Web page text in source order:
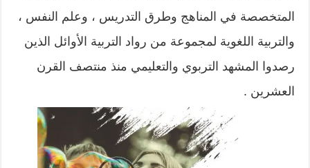
المتخصصة في المناهج وطرق التدريس ، وعلم النفس ،
والتربية اللغوية لمجموعة من رواد التربية الأوائل الذين
رصدوا المشهد التربوي والتعليمي منذ منتصف القرن
العشرين .